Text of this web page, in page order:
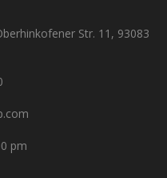
Str. 11, 93083
pm